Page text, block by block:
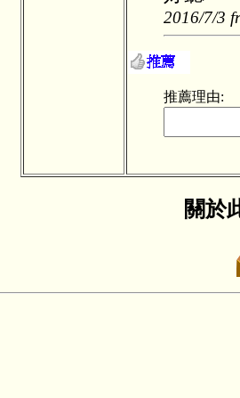
2016/7/3
推薦理由:
關於